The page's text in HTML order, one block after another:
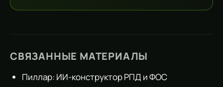
СВЯЗАННЫЕ МАТЕРИАЛЫ
Пиллар: ИИ-конструктор РПД и ФОС